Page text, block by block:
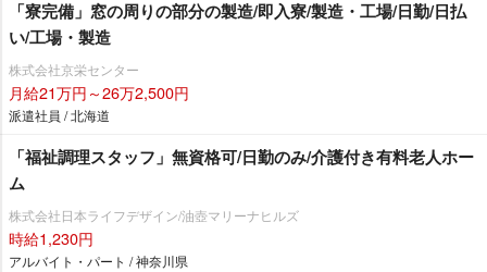
「寮完備」窓の周りの部分の製造/即入寮/製造・工場/日勤/日払
い/工場・製造
株式会社京栄センター
月給21万円～26万2,500円
派遣社員 / 北海道
「福祉調理スタッフ」無資格可/日勤のみ/介護付き有料老人ホー
ム
株式会社日本ライフデザイン/油壺マリーナヒルズ
時給1,230円
アルバイト・パート / 神奈川県